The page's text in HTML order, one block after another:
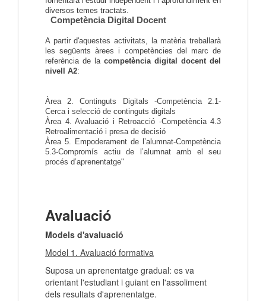
diversos temes tractats.
Competència Digital Docent
A partir d'aquestes activitats, la matèria treballarà
les següents àrees i competències del marc de
referència de la competència digital docent del
nivell A2:
Àrea 2. Continguts Digitals -Competència 2.1-
Cerca i selecció de continguts digitals
Àrea 4. Avaluació i Retroacció -Competència 4.3
Retroalimentació i presa de decisió
Àrea 5. Empoderament de l’alumnat-Competència
5.3-Compromís actiu de l’alumnat amb el seu
procés d’aprenentatge"
Avaluació
Models d'avaluació
Model 1. Avaluació formativa
Suposa un aprenentatge gradual: es va
orientant l'estudiant i guiant en l'assoliment
dels resultats d'aprenentatge.